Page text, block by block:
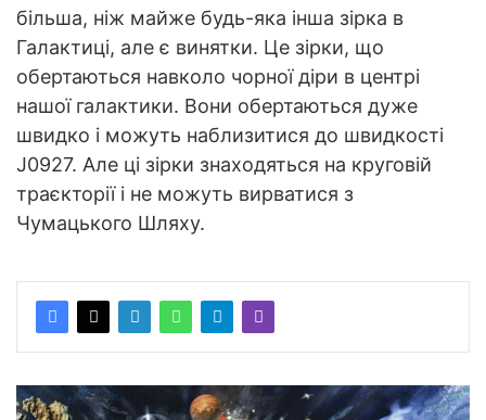
більша, ніж майже будь-яка інша зірка в
Галактиці, але є винятки. Це зірки, що
обертаються навколо чорної діри в центрі
нашої галактики. Вони обертаються дуже
швидко і можуть наблизитися до швидкості
J0927. Але ці зірки знаходяться на круговій
траєкторії і не можуть вирватися з
Чумацького Шляху.